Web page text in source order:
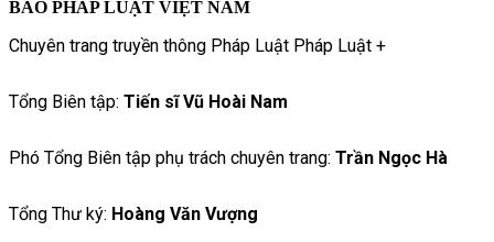
BÁO PHÁP LUẬT VIỆT NAM
Chuyên trang truyền thông Pháp Luật Pháp Luật +
Tổng Biên tập: Tiến sĩ Vũ Hoài Nam
Phó Tổng Biên tập phụ trách chuyên trang: Trần Ngọc Hà
Tổng Thư ký: Hoàng Văn Vượng